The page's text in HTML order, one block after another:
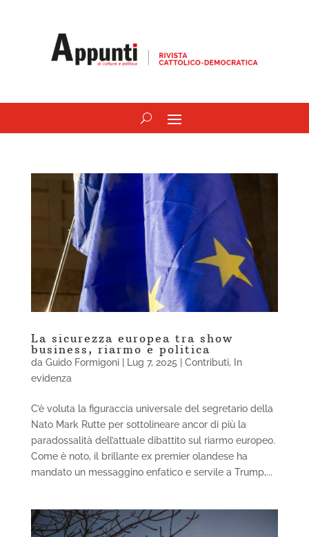
La sicurezza europea tra show
business, riarmo e politica
da Guido Formigoni| Lug 7, 2025 Contributi,
In
evidenza
C’è voluta la figuraccia universale del segretario della
Nato Mark Rutte per sottolineare ancor di più la
paradossalità dell’attuale dibattito sul riarmo europeo.
Come è noto, il brillante ex premier olandese ha
mandato un messaggino enfatico e servile a Trump,...